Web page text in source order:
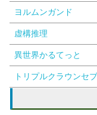
ヨルムンガンド
虚構推理
異世界かるてっと
トリプルクラウンセ